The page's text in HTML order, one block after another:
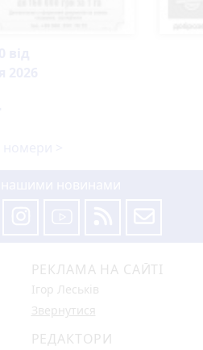
РЕКЛАМА НА САЙТІ
Ігор Леськів
Звернутися
РЕДАКТОРИ